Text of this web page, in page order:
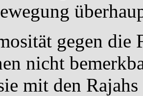
gegen die
nicht
mit den